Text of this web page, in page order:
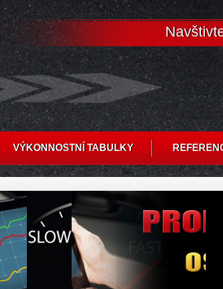
VÝKONNOSTNÍ TABULKY